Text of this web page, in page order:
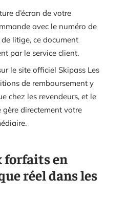
d’écran de votre
avec le numéro de
litige, ce document
par le service client.
le site officiel Skipass Les
de remboursement y
chez les revendeurs, et le
gère directement votre
forfaits en
réel dans les